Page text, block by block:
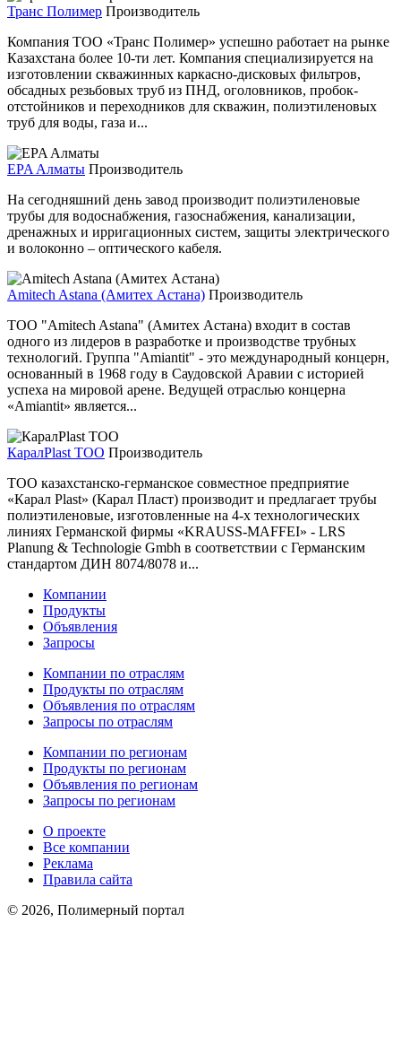
Транс Полимер Производитель
Компания ТОО «Транс Полимер» успешно работает на рынке
Казахстана более 10-ти лет. Компания специализируется на
изготовлении скважинных каркасно-дисковых фильтров,
обсадных резьбовых труб из ПНД, оголовников, пробок-
отстойников и переходников для скважин, полиэтиленовых
труб для воды, газа и...
EPA Aлматы Производитель
На сегодняшний день завод производит полиэтиленовые
трубы для водоснабжения, газоснабжения, канализации,
дренажных и ирригационных систем, защиты электрического
и волоконно – оптического кабеля.
Amitech Astana (Амитех Астана) Производитель
ТОО "Amitech Astana" (Амитех Астана) входит в состав
одного из лидеров в разработке и производстве трубных
технологий. Группа "Amiantit" - это международный концерн,
основанный в 1968 году в Саудовской Аравии с историей
успеха на мировой арене. Ведущей отраслью концерна
«Amiantit» является...
КаралPlast ТОО Производитель
ТОО казахстанско-германское совместное предприятие
«Карал Plast» (Карал Пласт) производит и предлагает трубы
полиэтиленовые, изготовленные на 4-х технологических
линиях Германской фирмы «KRAUSS-MAFFEI» - LRS
Planung & Technologie Gmbh в соответствии с Германским
стандартом ДИН 8074/8078 и...
Компании
Продукты
Объявления
Запросы
Компании по отраслям
Продукты по отраслям
Объявления по отраслям
Запросы по отраслям
Компании по регионам
Продукты по регионам
Объявления по регионам
Запросы по регионам
О проекте
Все компании
Реклама
Правила сайта
© 2026, Полимерный портал